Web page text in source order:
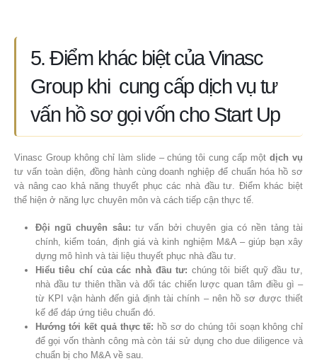
5. Điểm khác biệt của Vinasc
Group khi cung cấp dịch vụ tư
vấn hồ sơ gọi vốn cho Start Up
Vinasc Group không chỉ làm slide – chúng tôi cung cấp mộtdịch vụ
tư vấn toàn diện, đồng hành cùng doanh nghiệp để chuẩn hóa hồ sơ
và nâng cao khả năng thuyết phục các nhà đầu tư. Điểm khác biệt
thể hiện ở năng lực chuyên môn và cách tiếp cận thực tế.
Đội ngũ chuyên sâu: tư vấn bởi chuyên gia có nền tảng tài
chính, kiểm toán, định giá và kinh nghiệm M&A – giúp bạn xây
dựng mô hình và tài liệu thuyết phục nhà đầu tư.
Hiểu tiêu chí của các nhà đầu tư: chúng tôi biết quỹ đầu tư,
nhà đầu tư thiên thần và đối tác chiến lược quan tâm điều gì –
từ KPI vận hành đến giả định tài chính – nên hồ sơ được thiết
kế để đáp ứng tiêu chuẩn đó.
Hướng tới kết quả thực tế: hồ sơ do chúng tôi soạn không chỉ
để gọi vốn thành công mà còn tái sử dụng cho due diligence và
chuẩn bị cho M&A về sau.